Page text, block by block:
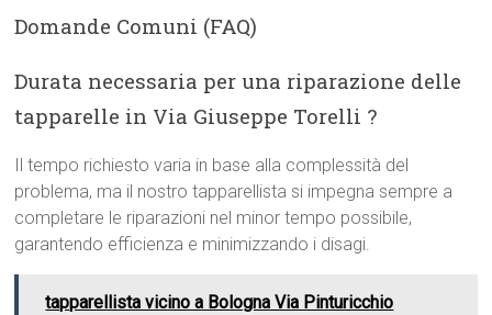
Domande Comuni (FAQ)
Durata necessaria per una riparazione delle
tapparelle in Via Giuseppe Torelli ?
Il tempo richiesto varia in base alla complessità del
problema, ma il nostro tapparellista si impegna sempre a
completare le riparazioni nel minor tempo possibile,
garantendo efficienza e minimizzando i disagi.
tapparellista vicino a Bologna Via Pinturicchio